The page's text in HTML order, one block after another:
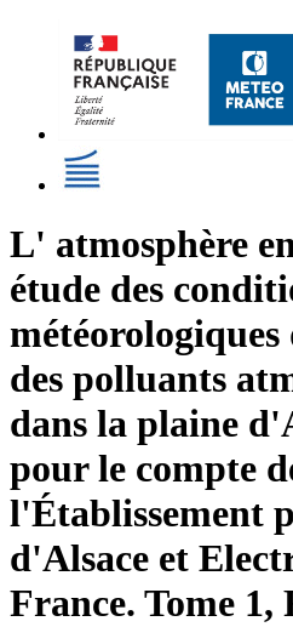
L' atmosphère
étude des
des polluants
dans la plaine
pour le compte
l'Établissement
d'Alsace et
France. Tome 1,